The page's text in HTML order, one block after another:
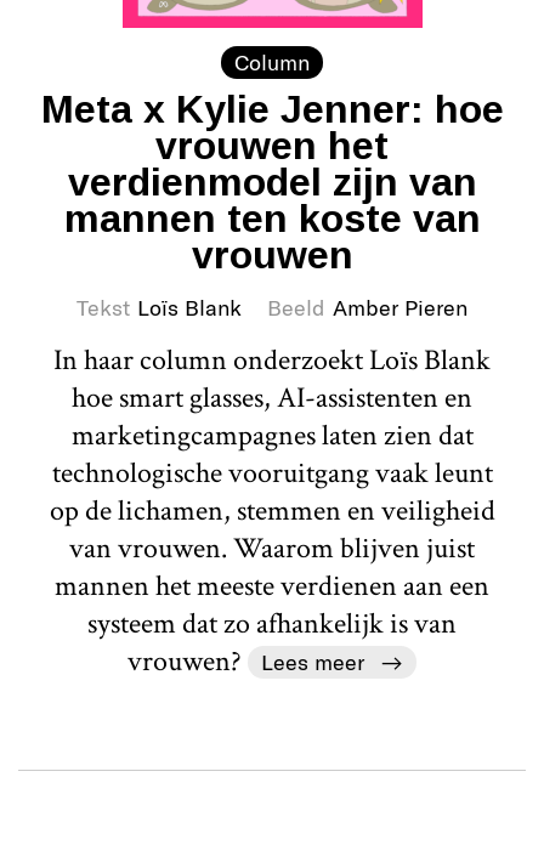
Column
Meta x Kylie Jenner: hoe
vrouwen het
verdienmodel zijn van
mannen ten koste van
vrouwen
Tekst Loïs Blank Beeld Amber Pieren
In haar column onderzoekt Loïs Blank
hoe smart glasses, AI-assistenten en
marketingcampagnes laten zien dat
technologische vooruitgang vaak leunt
op de lichamen, stemmen en veiligheid
van vrouwen. Waarom blijven juist
mannen het meeste verdienen aan een
systeem dat zo afhankelijk is van
vrouwen?
Lees meer